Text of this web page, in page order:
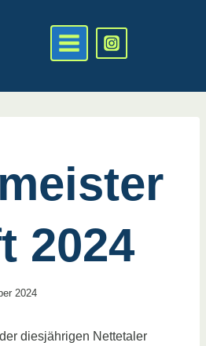
2024
2024
diesjährigen Nettetaler